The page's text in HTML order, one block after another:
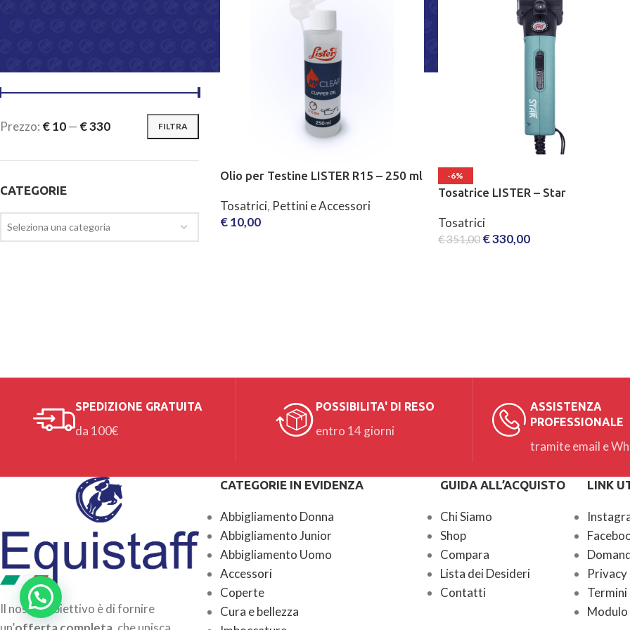
FILTRA
Prezzo: € 10— € 330
CATEGORIE
Seleziona una categoria
Olio per Testine LISTER R15 – 250 ml
Tosatrici, Pettini e Accessori
€10,00
-6%
Tosatrice LISTER – Star
Tosatrici
€351,00 €330,00
SPEDIZIONE GRATUITA
da 100€
POSSIBILITA' DI RESO
entro 14 giorni
ASSISTENZA
PROFESSIONALE
tramite email e
Il nostro obiettivo è di fornire
CATEGORIE IN EVIDENZA
Abbigliamento Donna
Abbigliamento Junior
Abbigliamento Uomo
Accessori
Coperte
Cura e bellezza
GUIDA ALL’ACQUISTO
Chi Siamo
Shop
Compara
Lista dei Desideri
Contatti
LINK
Privacy
Termini
Modulo